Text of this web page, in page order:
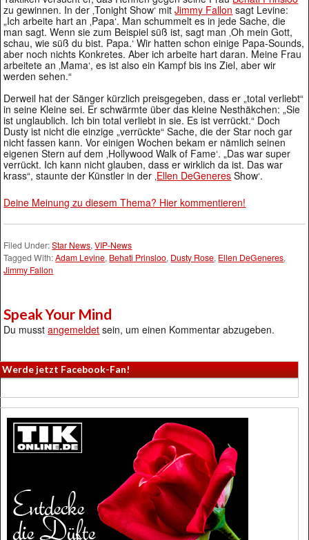
zu gewinnen. In der ‚Tonight Show‘ mitJimmy Fallon sagt Levine:
„Ich arbeite hart an ‚Papa‘. Man schummelt es in jede Sache, die
man sagt. Wenn sie zum Beispiel süß ist, sagt man ‚Oh mein Gott,
schau, wie süß du bist. Papa.‘ Wir hatten schon einige Papa-Sounds,
aber noch nichts Konkretes. Aber ich arbeite hart daran. Meine Frau
arbeitete an ‚Mama‘, es ist also ein Kampf bis ins Ziel, aber wir
werden sehen.“
Derweil hat der Sänger kürzlich preisgegeben, dass er „total verliebt“
in seine Kleine sei. Er schwärmte über das kleine Nesthäkchen: „Sie
ist unglaublich. Ich bin total verliebt in sie. Es ist verrückt.“ Doch
Dusty ist nicht die einzige „verrückte“ Sache, die der Star noch gar
nicht fassen kann. Vor einigen Wochen bekam er nämlich seinen
eigenen Stern auf dem ‚Hollywood Walk of Fame‘. „Das war super
verrückt. Ich kann nicht glauben, dass er wirklich da ist. Das war
krass“, staunte der Künstler in der ‚Ellen DeGeneres Show‘.
Deine Meinung zu diesem Thema? Hier kommentieren!
Filed Under:Star News,VIP-News
Tagged With:Adam Levine, Behati Prinsloo, Dusty Rose, Ellen DeGeneres,
Jimmy Fallon
Speak Your Mind
Du musstangemeldet sein, um einen Kommentar abzugeben.
Werde jetzt Facebook-Fan!